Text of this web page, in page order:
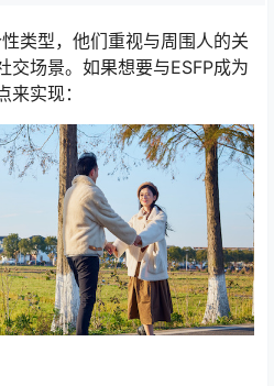
类型，他们重视与周围人的关
交场景。如果想要与ESFP成为
实现：